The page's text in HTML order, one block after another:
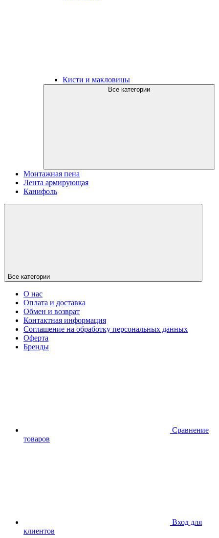
Кисти и макловицы
Все категории
Монтажная пена
Лента армирующая
Канифоль
Все категории
О нас
Оплата и доставка
Обмен и возврат
Контактная информация
Соглашение на обработку персональных данных
Оферта
Бренды
Сравнение
товаров
Вход для
клиентов